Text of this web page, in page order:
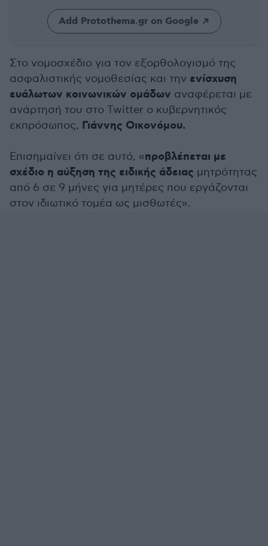
Add Protothema.gr on Google
Στο νομοσχέδιο για τον εξορθολογισμό της
ασφαλιστικής νομοθεσίας και την ενίσχυση
ευάλωτων κοινωνικών ομάδων αναφέρεται με
ανάρτησή του στο Twitter ο κυβερνητικός
εκπρόσωπος, Γιάννης Οικονόμου.
Επισημαίνει ότι σε αυτό, «προβλέπεται με
σχέδιο η αύξηση της ειδικής άδειας μητρότητας
από 6 σε 9 μήνες για μητέρες που εργάζονται
στον ιδιωτικό τομέα ως μισθωτές».